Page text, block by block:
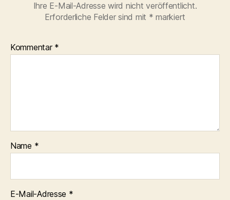
Ihre E-Mail-Adresse wird nicht veröffentlicht.
Erforderliche Felder sind mit * markiert
Kommentar *
Name *
E-Mail-Adresse *